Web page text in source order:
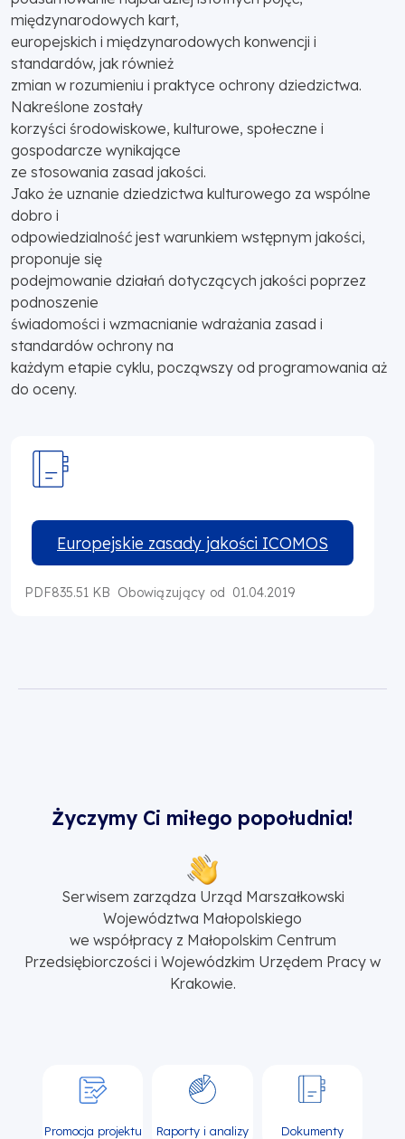
międzynarodowych kart,
europejskich i międzynarodowych konwencji i
standardów, jak również
zmian w rozumieniu i praktyce ochrony dziedzictwa.
Nakreślone zostały
korzyści środowiskowe, kulturowe, społeczne i
gospodarcze wynikające
ze stosowania zasad jakości.
Jako że uznanie dziedzictwa kulturowego za wspólne
dobro i
odpowiedzialność jest warunkiem wstępnym jakości,
proponuje się
podejmowanie działań dotyczących jakości poprzez
podnoszenie
świadomości i wzmacnianie wdrażania zasad i
standardów ochrony na
każdym etapie cyklu, począwszy od programowania aż
do oceny.
Europejskie zasady jakości ICOMOS
PDF835.51 KB Obowiązujący od 01.04.2019
Życzymy Ci miłego popołudnia!
Serwisem zarządza Urząd Marszałkowski
Województwa Małopolskiego
we współpracy z Małopolskim Centrum
Przedsiębiorczości i Wojewódzkim Urzędem Pracy w
Krakowie.
Promocja projektu Raporty i analizy Dokumenty